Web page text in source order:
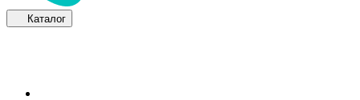
Каталог